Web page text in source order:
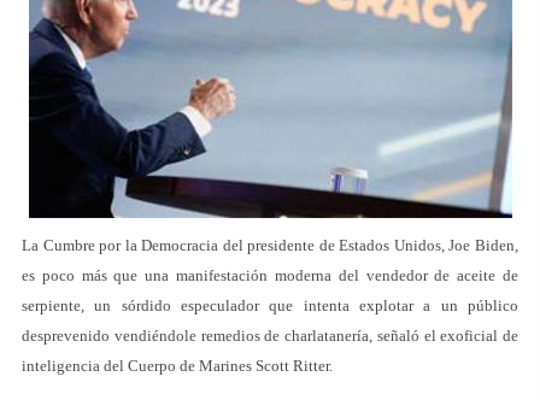
La Cumbre por la Democracia del presidente de Estados Unidos, Joe Biden,
es poco más que una manifestación moderna del vendedor de aceite de
serpiente, un sórdido especulador que intenta explotar a un público
desprevenido vendiéndole remedios de charlatanería, señaló el exoficial de
inteligencia del Cuerpo de Marines Scott Ritter.